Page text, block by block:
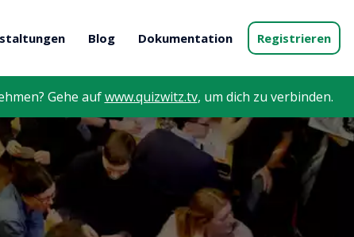
Blog Dokumentation Registrieren
Gehe aufwww.quizwitz.tv, um dich zu verbinden.